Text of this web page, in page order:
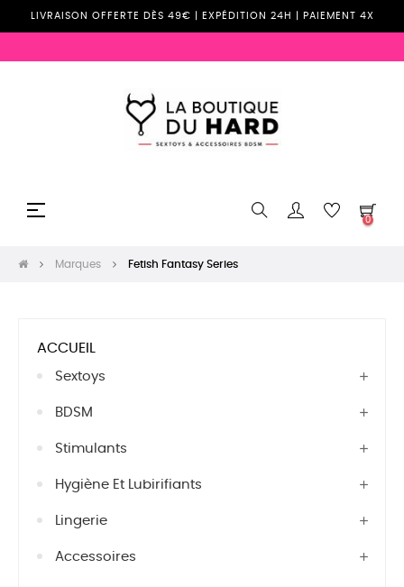
LIVRAISON OFFERTE DÈS 49€ | EXPÉDITION 24H | PAIEMENT 4X
Basculer
☰
0
Marques Fetish Fantasy Series
ACCUEIL
Sextoys
BDSM
Stimulants
Hygiène Et Lubirifiants
Lingerie
Accessoires